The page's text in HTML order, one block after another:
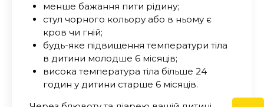
менше бажання пити рідину;
стул чорного кольору або в ньому є
кров чи гній;
будь-яке підвищення температури тіла
в дитини молодше 6 місяців;
висока температура тіла більше 24
годин у дитини старше 6 місяців.